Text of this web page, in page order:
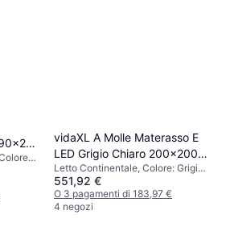
vidaXL A Molle Materasso E
LED Grigio Chiaro 200x200
cm Velluto Letto Continentale
Letto Continentale, Colore: Grigio,
Riempimento: Schiuma, Materiale:
Velluto, Poliestere
551,92 €
O 3 pagamenti di 183,97 €
4 negozi